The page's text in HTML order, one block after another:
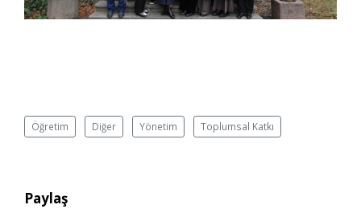
Öğretim Diğer Yönetim Toplumsal Katkı
Paylaş